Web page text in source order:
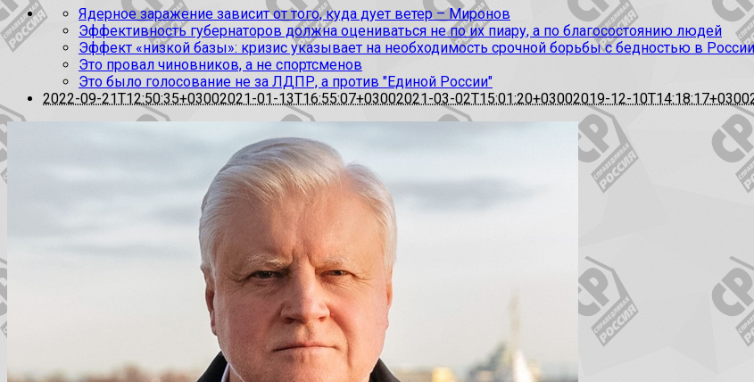
Ядерное заражение зависит от того, куда дует ветер – Миронов
Эффективность губернаторов должна оцениваться не по их пиару, а по благосостоянию людей
Эффект «низкой базы»: кризис указывает на необходимость срочной борьбы с бедностью в России
Это провал чиновников, а не спортсменов
Это было голосование не за ЛДПР, а против "Единой России"
2022-09-21T12:50:35+03002021-01-13T16:55:07+03002021-03-02T15:01:20+03002019-12-10T14:18:17+0300